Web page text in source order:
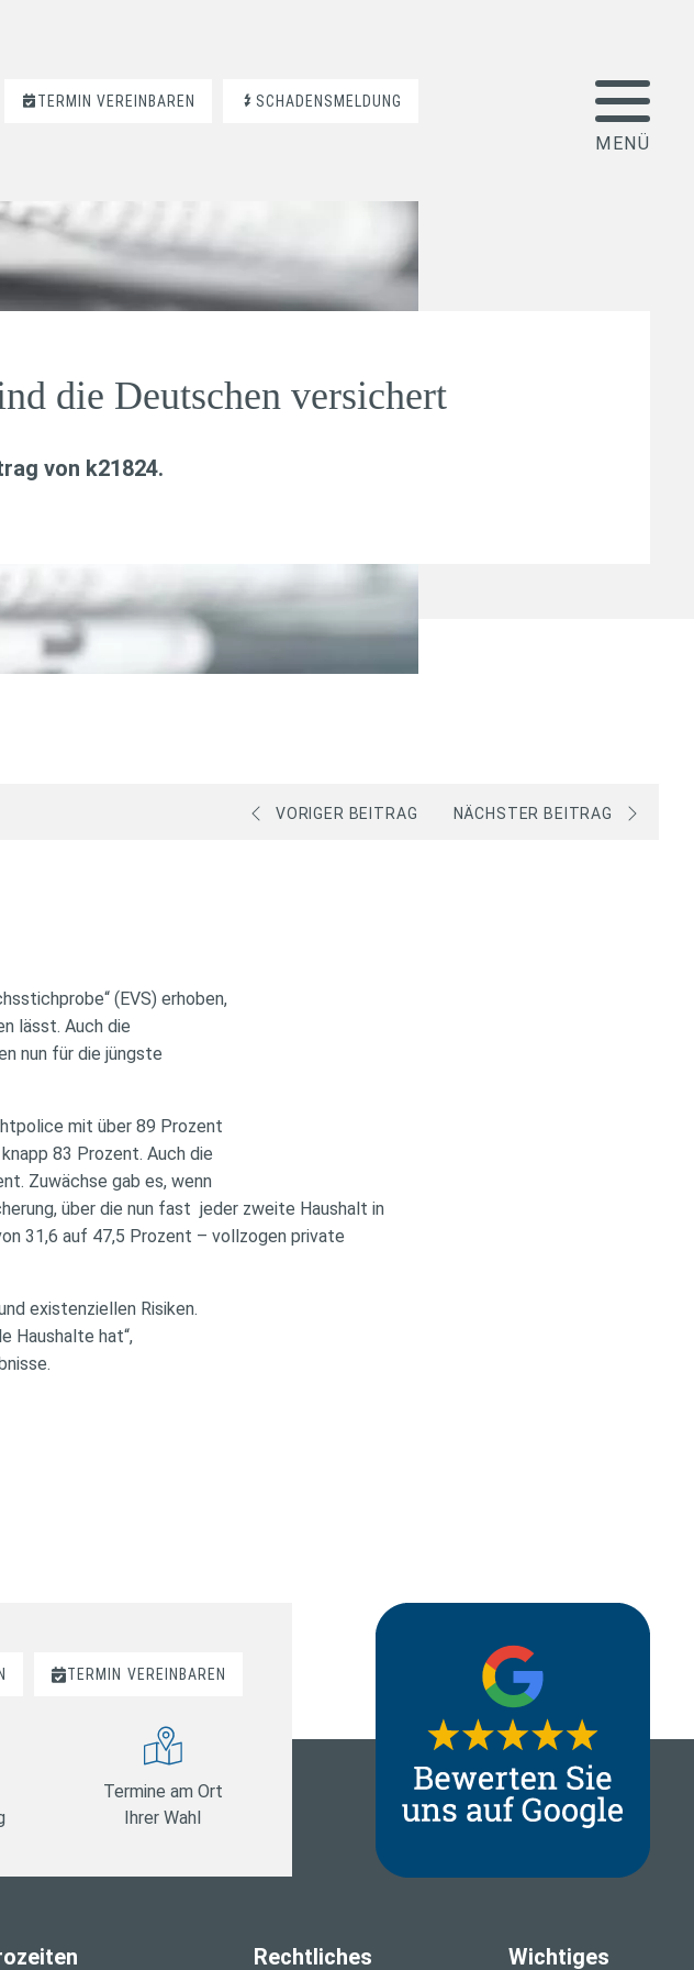
TERMIN VEREINBAREN SCHADENSMELDUNG
die Deutschen versichert
von k21824.
VORIGER BEITRAG NÄCHSTER BEITRAG
(EVS) erhoben,
lässt. Auch die
nun für die jüngste
mit über 89 Prozent
83 Prozent. Auch die
Zuwächse gab es, wenn
über die nun fast jeder zweite Haushalt in
31,6 auf 47,5 Prozent – vollzogen private
existenziellen Risiken.
Haushalte hat“,
TERMIN VEREINBAREN
Termine am Ort
Ihrer Wahl
Rechtliches Wichtiges